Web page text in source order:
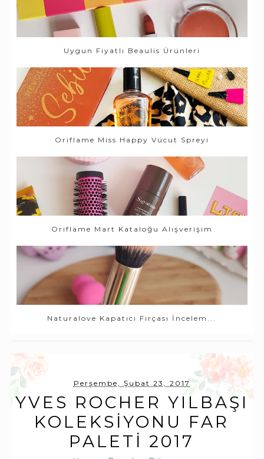
Uygun Fiyatlı Beaulis Ürünleri
Oriflame Miss Happy Vücut Spreyi
Oriflame Mart Kataloğu Alışverişim
Naturalove Kapatıcı Fırçası İncelem...
Perşembe, Şubat 23, 2017
YVES ROCHER YILBAŞI
KOLEKSIYONU FAR
PALETI 2017